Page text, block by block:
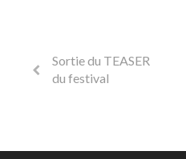
Sortie du TEASER
du festival